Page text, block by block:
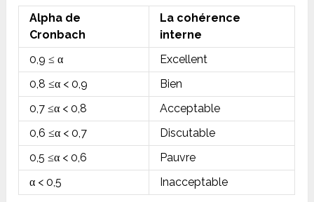
Alpha de
Cronbach
La cohérence
interne
0,9 ≤ α
Excellent
0,8 ≤α < 0,9
Bien
0,7 ≤α < 0,8
Acceptable
0,6 ≤α < 0,7
Discutable
0,5 ≤α < 0,6
Pauvre
α < 0,5
Inacceptable